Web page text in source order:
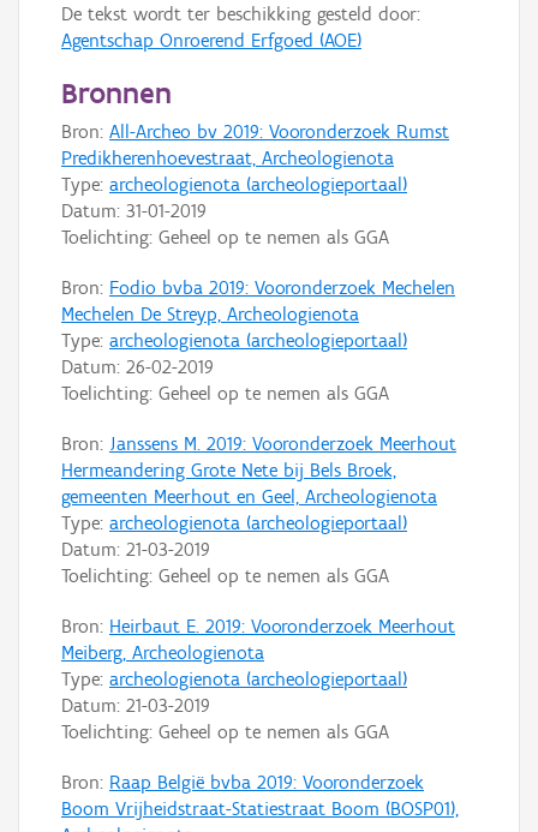
De tekst wordt ter beschikking gesteld door:
Agentschap Onroerend Erfgoed (AOE)
Bronnen
Bron: All-Archeo bv 2019: Vooronderzoek Rumst
Predikherenhoevestraat, Archeologienota
Type: archeologienota (archeologieportaal)
Datum: 31-01-2019
Toelichting: Geheel op te nemen als GGA
Bron: Fodio bvba 2019: Vooronderzoek Mechelen
Mechelen De Streyp, Archeologienota
Type: archeologienota (archeologieportaal)
Datum: 26-02-2019
Toelichting: Geheel op te nemen als GGA
Bron: Janssens M. 2019: Vooronderzoek Meerhout
Hermeandering Grote Nete bij Bels Broek,
gemeenten Meerhout en Geel, Archeologienota
Type: archeologienota (archeologieportaal)
Datum: 21-03-2019
Toelichting: Geheel op te nemen als GGA
Bron: Heirbaut E. 2019: Vooronderzoek Meerhout
Meiberg, Archeologienota
Type: archeologienota (archeologieportaal)
Datum: 21-03-2019
Toelichting: Geheel op te nemen als GGA
Bron: Raap België bvba 2019: Vooronderzoek
Boom Vrijheidstraat-Statiestraat Boom (BOSP01),